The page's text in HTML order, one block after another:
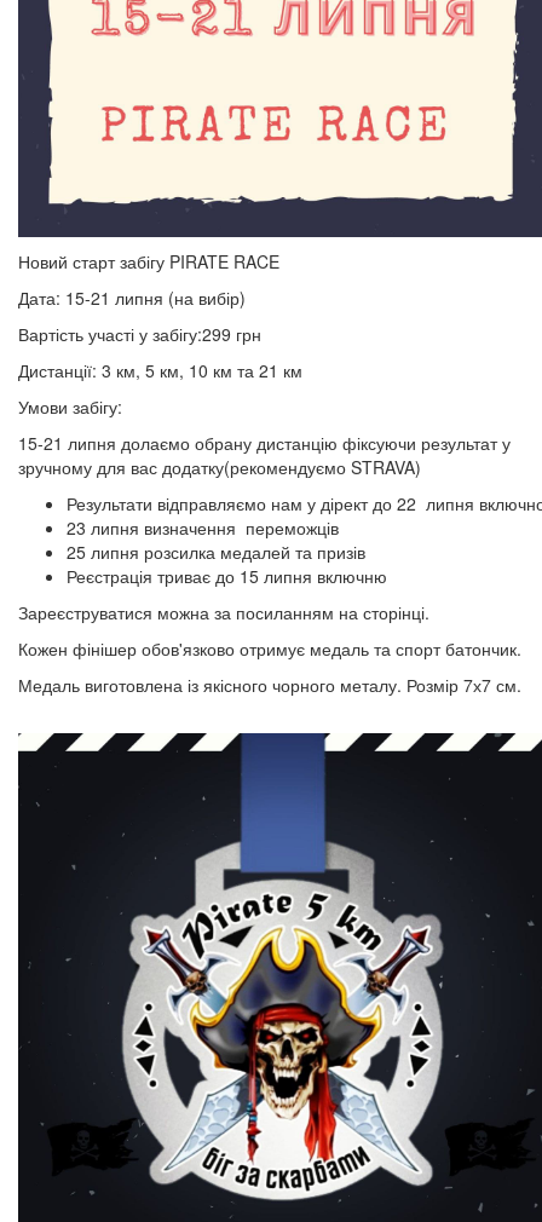
Новий старт забігу PIRATE RACE
Дата: 15-21 липня (на вибір)
Вартість участі у забігу:299 грн
Дистанції: 3 км, 5 км, 10 км та 21 км
Умови забігу:
15-21 липня долаємо обрану дистанцію фіксуючи результат у
зручному для вас додатку(рекомендуємо STRAVA)
Результати відправляємо нам у дірект до 22 липня
23 липня визначення переможців
25 липня розсилка медалей та призів
Реєстрація триває до 15 липня включню
Зареєструватися можна за посиланням на сторінці.
Кожен фінішер обов'язково отримує медаль та спорт батончик.
Медаль виготовлена із якісного чорного металу. Розмір 7х7 см.